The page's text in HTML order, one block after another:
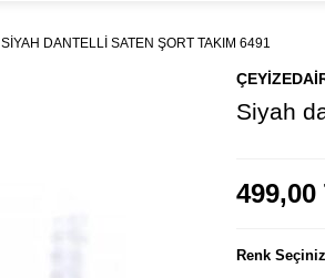
SIYAH DANTELLI SATEN ŞORT TAKIM 6491
Siyah
499,00
Renk Seçiniz